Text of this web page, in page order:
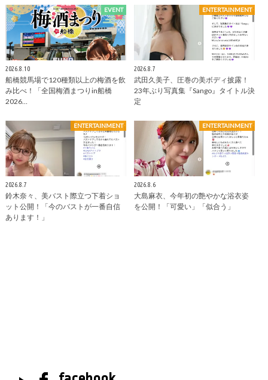
EVENT
2026.8.10
船橋競馬場で120種類以上の梅酒を飲
み比べ！「全国梅酒まつりin船橋
2026…
ENTERTAINMENT
2026.8.7
武田久美子、圧巻の美ボディ披露！
23年ぶり写真集『Sango』タイトル決
定
ENTERTAINMENT
2026.8.7
鈴木奈々、美バスト際立つ下着ショ
ット公開！「今のバストが一番自信
あります！」
ENTERTAINMENT
2026.8.6
大島麻衣、今年初の艶やかな浴衣姿
を公開！「可愛い」「似合う」